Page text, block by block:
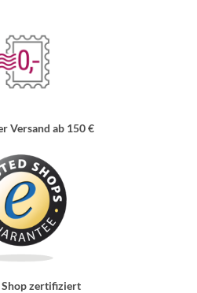
Versand ab 150 €
Shop zertifiziert